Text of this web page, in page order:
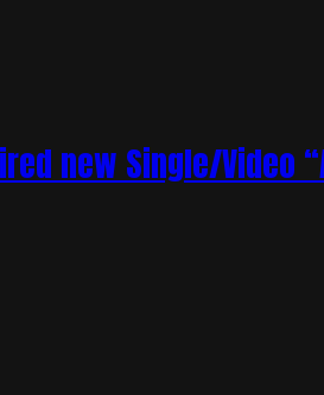
new Single/Video